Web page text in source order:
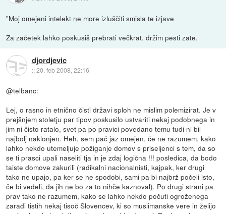
"Moj omejeni intelekt ne more izluščiti smisla te izjave
Za začetek lahko poskusiš prebrati večkrat. držim pesti zate.
djordjevic
::20. feb 2008, 22:16
@telbanc:
Lej, o rasno in etnično čisti državi sploh ne mislim polemizirat. Je v
prejšnjem stoletju par tipov poskusilo ustvariti nekaj podobnega in
jim ni čisto ratalo, svet pa po pravici povedano temu tudi ni bil
najbolj naklonjen. Heh, sem pač jaz omejen, če ne razumem, kako
lahko nekdo utemeljuje požiganje domov s priseljenci s tem, da so
se ti prasci upali naseliti tja in je zdaj logična !!! posledica, da bodo
taiste domove zakurili (radikalni nacionalnisti, kajpak, ker drugi
tako ne upajo, pa ker se ne spodobi, sami pa bi najbrž počeli isto,
če bi vedeli, da jih ne bo za to nihče kaznoval). Po drugi strani pa
prav tako ne razumem, kako se lahko nekdo počuti ogroženega
zaradi tistih nekaj tisoč Slovencev, ki so muslimanske vere in želijo